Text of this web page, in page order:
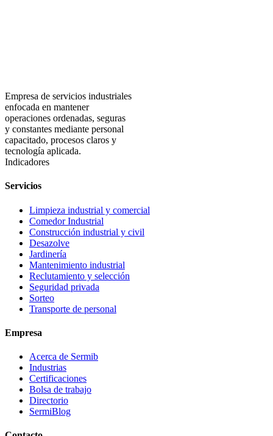
Empresa de servicios industriales
enfocada en mantener
operaciones ordenadas, seguras
y constantes mediante personal
capacitado, procesos claros y
tecnología aplicada.
Indicadores
Servicios
Limpieza industrial y comercial
Comedor Industrial
Construcción industrial y civil
Desazolve
Jardinería
Mantenimiento industrial
Reclutamiento y selección
Seguridad privada
Sorteo
Transporte de personal
Empresa
Acerca de Sermib
Industrias
Certificaciones
Bolsa de trabajo
Directorio
SermiBlog